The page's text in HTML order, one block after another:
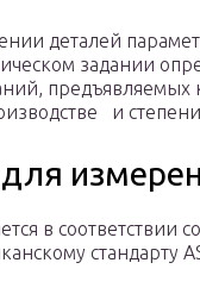
деталей
задании
и
в соответствии
стандарту